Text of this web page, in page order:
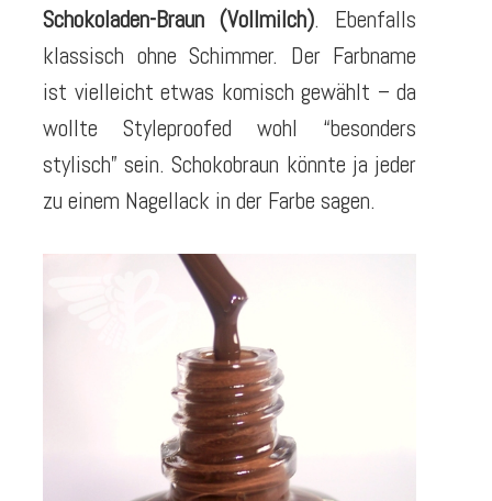
Schokoladen-Braun (Vollmilch). Ebenfalls
klassisch ohne Schimmer. Der Farbname
ist vielleicht etwas komisch gewählt – da
wollte Styleproofed wohl “besonders
stylisch” sein. Schokobraun könnte ja jeder
zu einem Nagellack in der Farbe sagen.